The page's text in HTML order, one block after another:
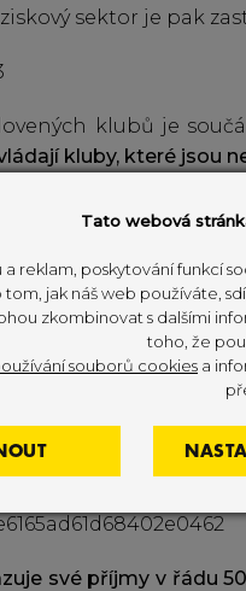
sektor je pak
klubů je
kluby, které jsou
také
provozuje
od 299 Kč
klubech v rámci
1299 Kč. Data
své příjmy v řádu
Tato webová
a reklam, poskytování funkcí
jak náš web používáte,
zkombinovat s dalšími
toho, že
souborů cookiesa